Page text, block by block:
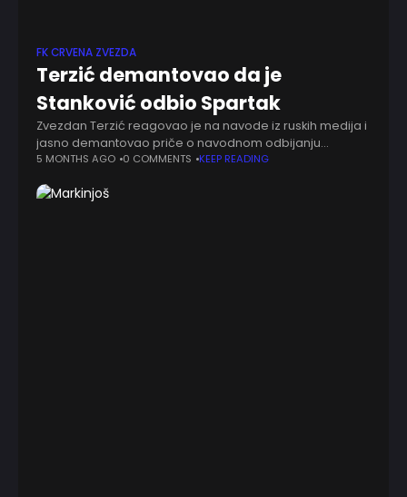
FK CRVENA ZVEZDA
Terzić demantovao da je
Stanković odbio Spartak
Zvezdan Terzić reagovao je na navode iz ruskih medija i
jasno demantovao priče o navodnom odbijanju
prijateljske utakmice između Crvene zvezde i Spartaka iz
5 MONTHS AGO 0 COMMENTS KEEP READING